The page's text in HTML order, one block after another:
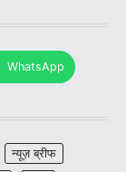
WhatsApp
न्यूज़ ब्रीफ